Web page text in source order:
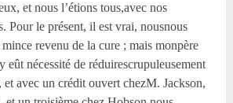
et nous l’étions tous,avec nos
Pour le présent, il est vrai, nousnous
revenu de la cure ; mais monpère
eût nécessité de réduirescrupuleusement
et avec un crédit ouvert chezM. Jackson,